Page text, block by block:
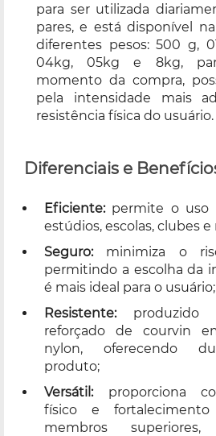
para ser utilizada
pares, e está disponível
diferentes pesos: 500 g,
04kg, 05kg e 8kg,
momento da compra,
pela intensidade mais
resistência física do usuário.
Diferenciais e
Eficiente:permite o uso
estúdios, escolas, clubes e
Seguro:minimiza o
permitindo a escolha da
é mais ideal para o usuário;
Resistente:produzido
reforçado de courvin
nylon, oferecendo
produto;
Versátil:proporciona
físico e
membros